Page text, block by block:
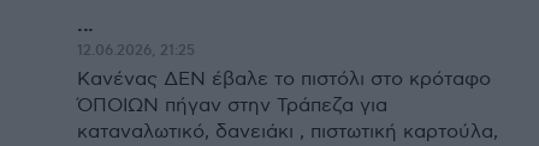
...
12.06.2026, 21:25
Κανένας ΔΕΝ έβαλε το πιστόλι στο κρόταφο
ΌΠΟΙΩΝ πήγαν στην Τράπεζα για
καταναλωτικό, δανειάκι , πιστωτική καρτούλα,